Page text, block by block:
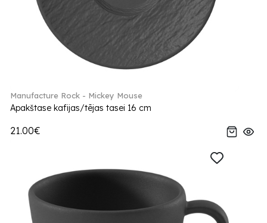
Manufacture Rock - Mickey Mouse
Apakštase kafijas/tējas tasei 16 cm
21.00€